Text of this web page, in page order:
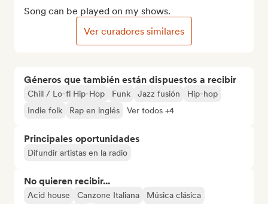
Géneros que también están dispuestos a recibir
Chill / Lo-fi Hip-Hop Funk Jazz fusión
Hip-hop
Indie folk
Rap en inglés Ver todos +4
Principales oportunidades
Difundir artistas en la radio
No quieren recibir...
Acid house Canzone Italiana
Música clásica
Song can be played on my shows.
Ver curadores similares